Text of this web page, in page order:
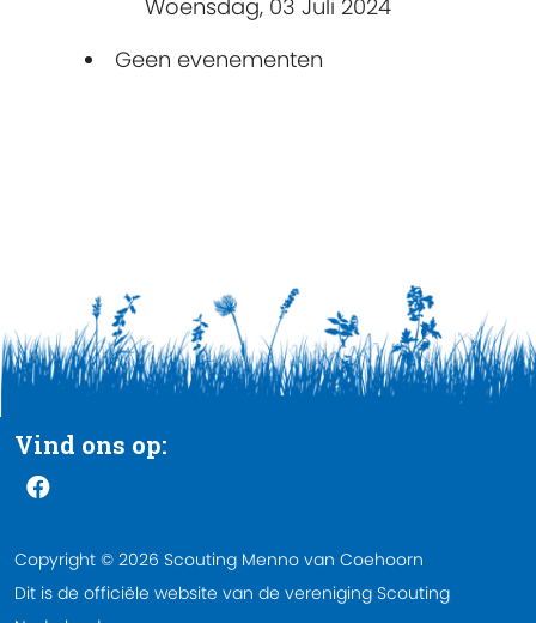
Woensdag, 03 Juli 2024
Geen evenementen
Vind ons op:
Copyright © 2026 Scouting Menno van Coehoorn
Dit is de officiële website van de vereniging Scouting